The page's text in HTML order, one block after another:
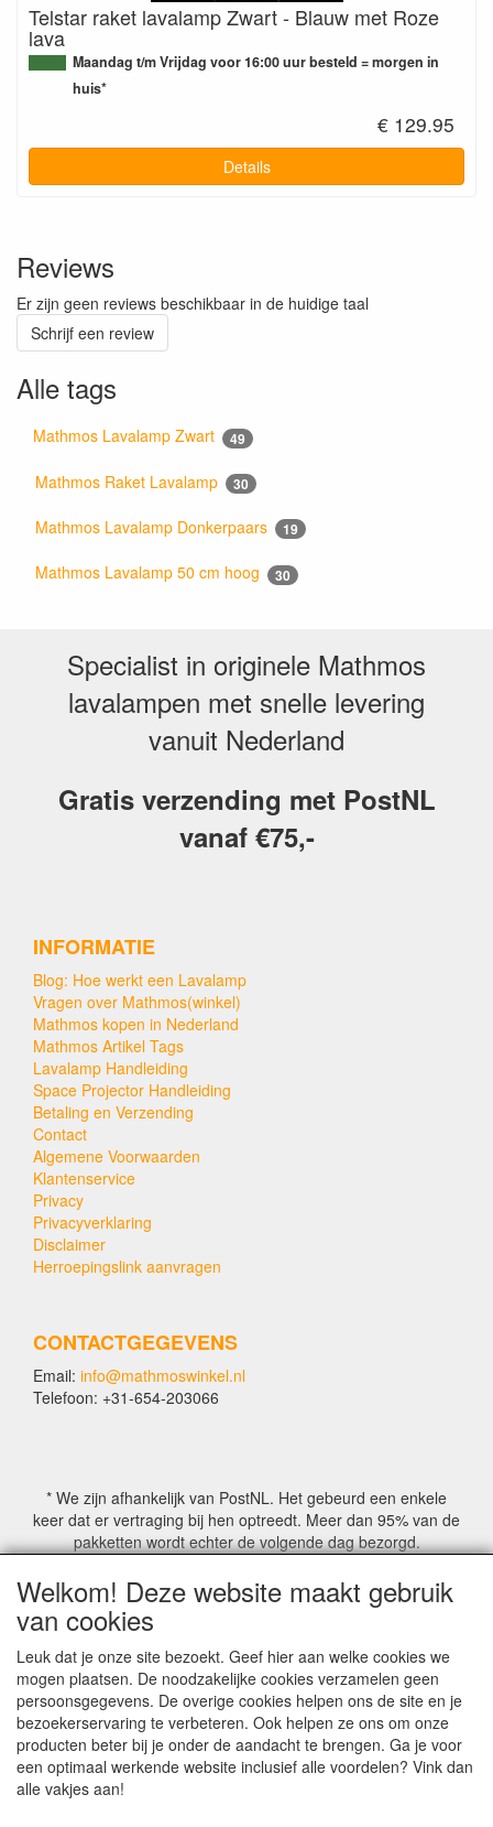
Telstar raket lavalamp Zwart - Blauw met Roze
lava
Maandag t/m Vrijdag voor 16:00 uur besteld = morgen in
huis*
€ 129.95
Details
Reviews
Er zijn geen reviews beschikbaar in de huidige taal
Schrijf een review
Alle tags
Mathmos Lavalamp Zwart 49
Mathmos Raket Lavalamp 30
Mathmos Lavalamp Donkerpaars 19
Mathmos Lavalamp 50 cm hoog 30
Specialist in originele Mathmos
lavalampen met snelle levering
vanuit Nederland
Gratis verzending met PostNL
vanaf €75,-
INFORMATIE
Blog: Hoe werkt een Lavalamp
Vragen over Mathmos(winkel)
Mathmos kopen in Nederland
Mathmos Artikel Tags
Lavalamp Handleiding
Space Projector Handleiding
Betaling en Verzending
Contact
Algemene Voorwaarden
Klantenservice
Privacy
Privacyverklaring
Disclaimer
Herroepingslink aanvragen
CONTACTGEGEVENS
Email: info@mathmoswinkel.nl
Telefoon: +31-654-203066
* We zijn afhankelijk van PostNL. Het gebeurd een enkele
keer dat er vertraging bij hen optreedt. Meer dan 95% van de
pakketten wordt echter de volgende dag bezorgd.
© COPYRIGHT by Mathmoswinkel.nl
Site Name, Ownership and Design Copyright by
Mathmoswinkel.nl
Copyrighted property may not be distributed, or displayed on
another website, or otherwise copied or reproduced without
our explicit written permission.
For more information on this site please contact:
webmaster@mathmoswinkel.nl
Welkom! Deze website maakt gebruik
van cookies
Leuk dat je onze site bezoekt. Geef hier aan welke cookies we
mogen plaatsen. De noodzakelijke cookies verzamelen geen
persoonsgegevens. De overige cookies helpen ons de site en je
bezoekerservaring te verbeteren. Ook helpen ze ons om onze
producten beter bij je onder de aandacht te brengen. Ga je voor
een optimaal werkende website inclusief alle voordelen? Vink dan
alle vakjes aan!